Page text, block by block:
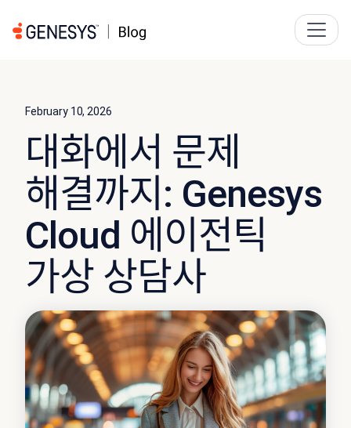
February 10, 2026
대화에서 문제
해결까지: Genesys
Cloud 에이전틱
가상 상담사